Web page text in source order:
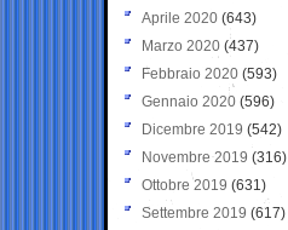
Aprile 2020 (643)
Marzo 2020 (437)
Febbraio 2020 (593)
Gennaio 2020 (596)
Dicembre 2019 (542)
Novembre 2019 (316)
Ottobre 2019 (631)
Settembre 2019 (617)